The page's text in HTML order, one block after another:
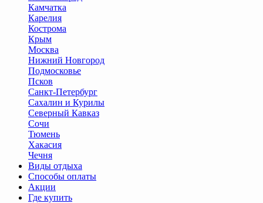
Камчатка
Карелия
Кострома
Крым
Москва
Нижний Новгород
Подмосковье
Псков
Санкт-Петербург
Сахалин и Курилы
Северный Кавказ
Сочи
Тюмень
Хакасия
Чечня
Виды отдыха
Способы оплаты
Акции
Где купить